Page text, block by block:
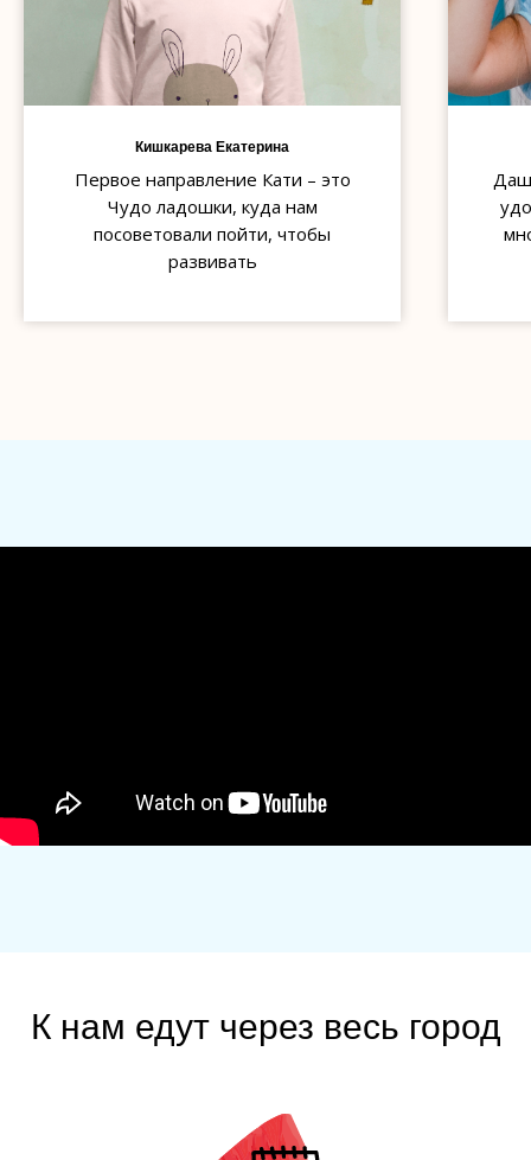
Кишкарева Екатерина
Первое направление Кати – это
Чудо ладошки, куда нам
посоветовали пойти, чтобы
развивать
К нам едут через весь город